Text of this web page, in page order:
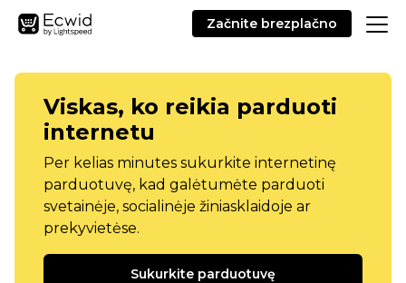
Začnite brezplačno
Viskas, ko reikia parduoti
internetu
Per kelias minutes sukurkite internetinę
parduotuvę, kad galėtumėte parduoti
svetainėje, socialinėje žiniasklaidoje ar
prekyvietėse.
Sukurkite parduotuvę